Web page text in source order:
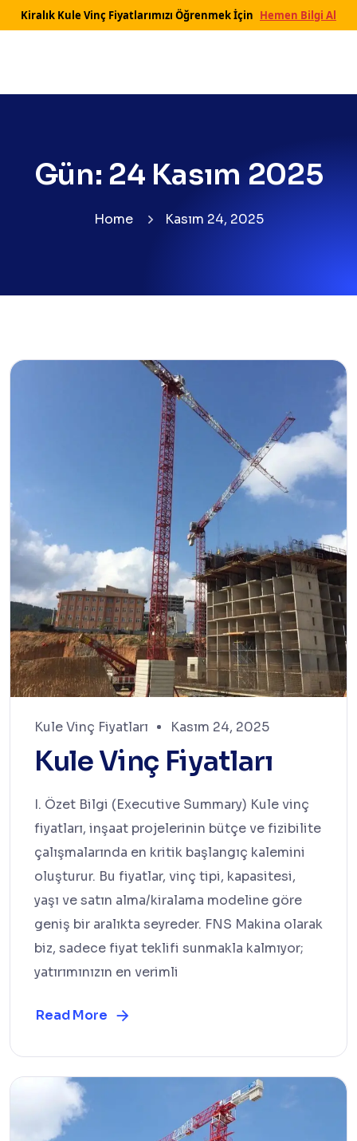
Kiralık Kule Vinç Fiyatlarımızı Öğrenmek İçin Hemen Bilgi Al
Gün: 24 Kasım 2025
Home Kasım 24, 2025
Kule Vinç Fiyatları Kasım 24, 2025
Kule Vinç Fiyatları
I. Özet Bilgi (Executive Summary) Kule vinç
fiyatları, inşaat projelerinin bütçe ve fizibilite
çalışmalarında en kritik başlangıç kalemini
oluşturur. Bu fiyatlar, vinç tipi, kapasitesi,
yaşı ve satın alma/kiralama modeline göre
geniş bir aralıkta seyreder. FNS Makina olarak
biz, sadece fiyat teklifi sunmakla kalmıyor;
yatırımınızın en verimli
Read More